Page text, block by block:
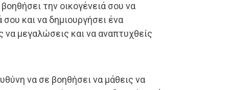
την οικογένειά σου να
και να δημιουργήσει ένα
να μεγαλώσεις και να αναπτυχθείς
να σε βοηθήσει να μάθεις να